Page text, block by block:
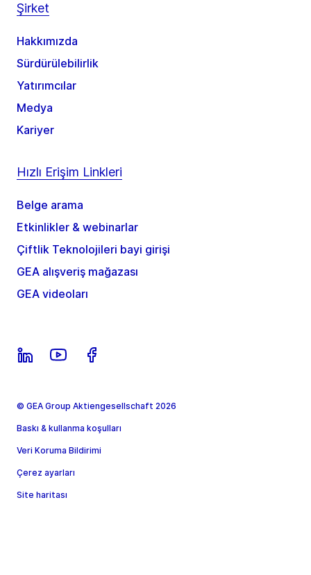
Şirket
Hakkımızda
Sürdürülebilirlik
Yatırımcılar
Medya
Kariyer
Hızlı Erişim Linkleri
Belge arama
Etkinlikler & webinarlar
Çiftlik Teknolojileri bayi girişi
GEA alışveriş mağazası
GEA videoları
© GEA Group Aktiengesellschaft 2026
Baskı & kullanma koşulları
Veri Koruma Bildirimi
Çerez ayarları
Site haritası